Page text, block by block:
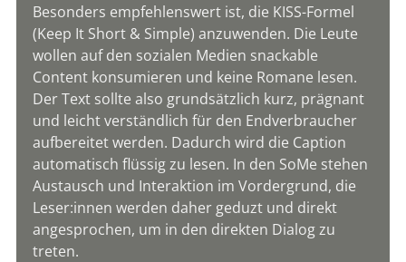
Besonders empfehlenswert ist, die KISS-Formel
(Keep It Short & Simple) anzuwenden. Die Leute
wollen auf den sozialen Medien snackable
Content konsumieren und keine Romane lesen.
Der Text sollte also grundsätzlich kurz, prägnant
und leicht verständlich für den Endverbraucher
aufbereitet werden. Dadurch wird die Caption
automatisch flüssig zu lesen. In den SoMe stehen
Austausch und Interaktion im Vordergrund, die
Leser:innen werden daher geduzt und direkt
angesprochen, um in den direkten Dialog zu
treten.